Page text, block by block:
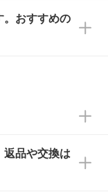
宛にメール
る詳細は、
スタッフが
相談くださ
整してほ
スト、写真
タに変換し
。おすすめの
がお客様の
刷色をご提
色の場合は
ておりま
日祝日はお
い合わせ
返品や交換は